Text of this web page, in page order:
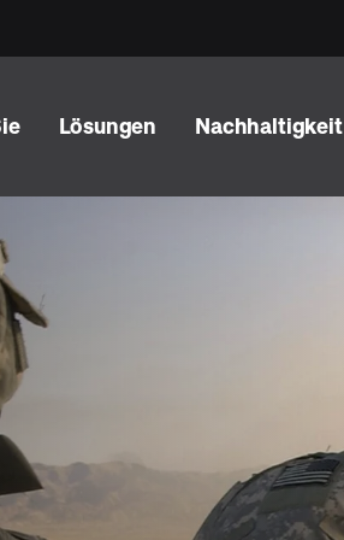
Lösungen Nachhaltigkeit